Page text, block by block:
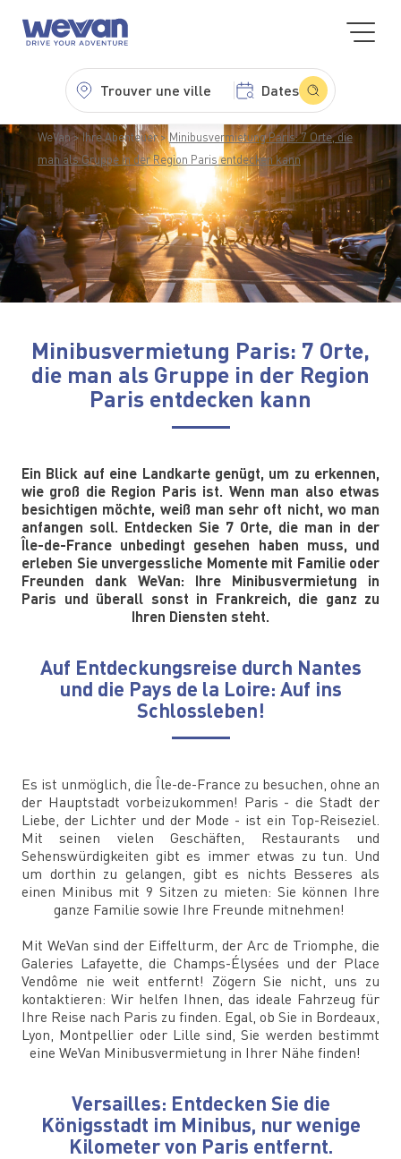
Trouver une ville Dates
WeVan Ihre Abenteuer
Minibusvermietung Paris: 7 Orte, die
man als Gruppe in der Region Paris entdecken kann
Minibusvermietung Paris: 7 Orte,
die man als Gruppe in der Region
Paris entdecken kann
Ein Blick auf eine Landkarte genügt, um zu erkennen,
wie groß die Region Paris ist. Wenn man also etwas
besichtigen möchte, weiß man sehr oft nicht, wo man
anfangen soll. Entdecken Sie 7 Orte, die man in der
Île-de-France unbedingt gesehen haben muss, und
erleben Sie unvergessliche Momente mit Familie oder
Freunden dank WeVan: Ihre Minibusvermietung in
Paris und überall sonst in Frankreich, die ganz zu
Ihren Diensten steht.
Auf Entdeckungsreise durch Nantes
und die Pays de la Loire: Auf ins
Schlossleben!
Es ist unmöglich, die Île-de-France zu besuchen, ohne an
der Hauptstadt vorbeizukommen! Paris - die Stadt der
Liebe, der Lichter und der Mode - ist ein Top-Reiseziel.
Mit seinen vielen Geschäften, Restaurants und
Sehenswürdigkeiten gibt es immer etwas zu tun. Und
um dorthin zu gelangen, gibt es nichts Besseres als
einen Minibus mit 9 Sitzen zu mieten: Sie können Ihre
ganze Familie sowie Ihre Freunde mitnehmen!
Mit WeVan sind der Eiffelturm, der Arc de Triomphe, die
Galeries Lafayette, die Champs-Élysées und der Place
Vendôme nie weit entfernt! Zögern Sie nicht, uns zu
kontaktieren: Wir helfen Ihnen, das ideale Fahrzeug für
Ihre Reise nach Paris zu finden. Egal, ob Sie in Bordeaux,
Lyon, Montpellier oder Lille sind, Sie werden bestimmt
eine WeVan Minibusvermietung in Ihrer Nähe finden!
Versailles: Entdecken Sie die
Königsstadt im Minibus, nur wenige
Kilometer von Paris entfernt.